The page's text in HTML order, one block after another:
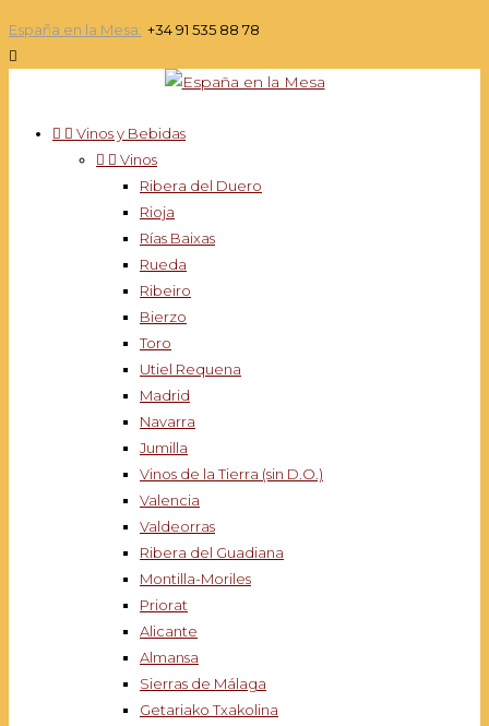
España en la Mesa: +34 91 535 88 78

  Vinos y Bebidas
  Vinos
Ribera del Duero
Rioja
Rías Baixas
Rueda
Ribeiro
Bierzo
Toro
Utiel Requena
Madrid
Navarra
Jumilla
Vinos de la Tierra (sin D.O.)
Valencia
Valdeorras
Ribera del Guadiana
Montilla-Moriles
Priorat
Alicante
Almansa
Sierras de Málaga
Getariako Txakolina